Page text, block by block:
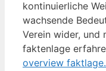
kontinuierliche
wachsende
Verein wider, und
faktenlage
overview